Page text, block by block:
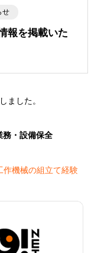
せ
報を掲載いた
ました。
務・設備保全
作機械の組立て経験